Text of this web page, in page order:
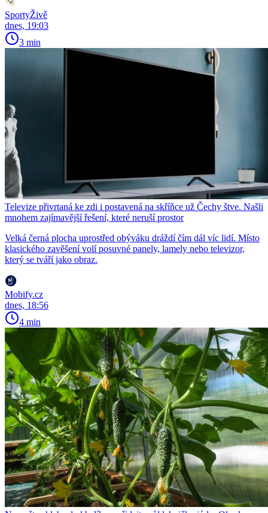
SportyŽivě
dnes, 19:03
3 min
Televize přivrtaná ke zdi i postavená na skříňce už Čechy štve. Našli
mnohem zajímavější řešení, které neruší prostor
Velká černá plocha uprostřed obýváku dráždí čím dál víc lidí. Místo
klasického zavěšení volí posuvné panely, lamely nebo televizor,
který se tváří jako obraz.
Mobify.cz
dnes, 18:56
4 min